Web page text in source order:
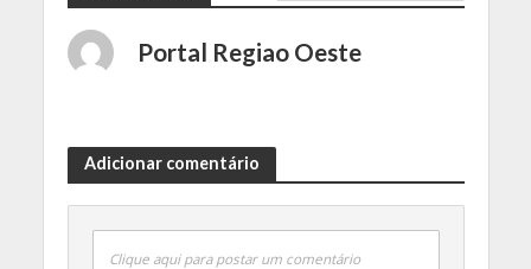
Portal Regiao Oeste
Adicionar comentário
Clique aqui para postar um comentário